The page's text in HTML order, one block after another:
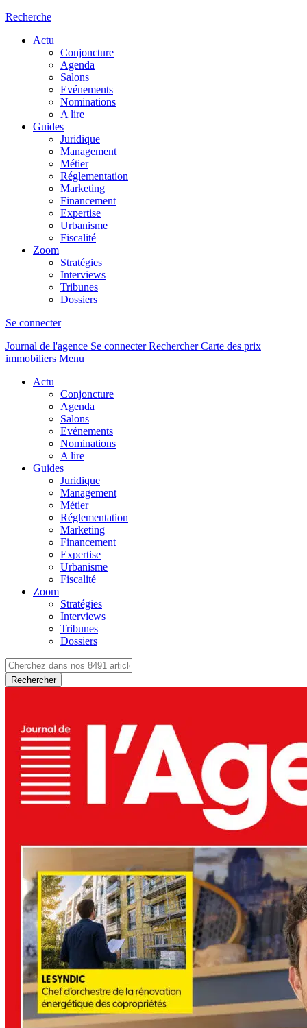
Recherche
Actu
Conjoncture
Agenda
Salons
Evénements
Nominations
A lire
Guides
Juridique
Management
Métier
Réglementation
Marketing
Financement
Expertise
Urbanisme
Fiscalité
Zoom
Stratégies
Interviews
Tribunes
Dossiers
Se connecter
Journal de l'agence Se connecterRechercher Carte des prix
immobiliers Menu
Actu
Conjoncture
Agenda
Salons
Evénements
Nominations
A lire
Guides
Juridique
Management
Métier
Réglementation
Marketing
Financement
Expertise
Urbanisme
Fiscalité
Zoom
Stratégies
Interviews
Tribunes
Dossiers
Rechercher